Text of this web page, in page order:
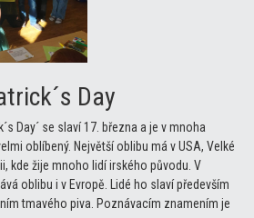
Day
Day´ se slaví 17. března a je v mnoha
oblíbený. Největší oblibu má v USA, Velké
kde žije mnoho lidí irského původu. V
oblibu i v Evropě. Lidé ho slaví především
tmavého piva. Poznávacím znamením je